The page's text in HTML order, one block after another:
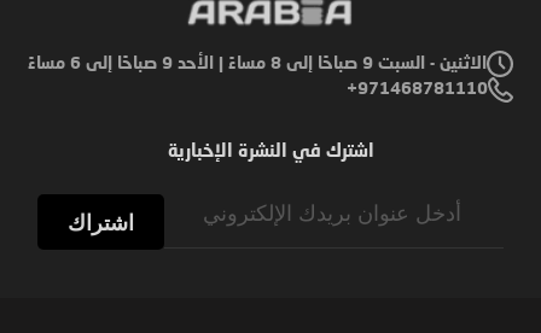
الاثنين - السبت 9 صباحًا إلى 8 مساءً | الأحد 9 صباحًا إلى 6 مساءً
971468781110+
اشترك في النشرة الإخبارية
اشتراك